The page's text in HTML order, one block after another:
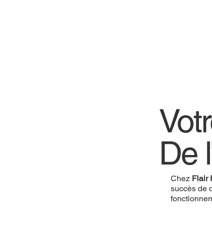
De
Chez Flair
succès de